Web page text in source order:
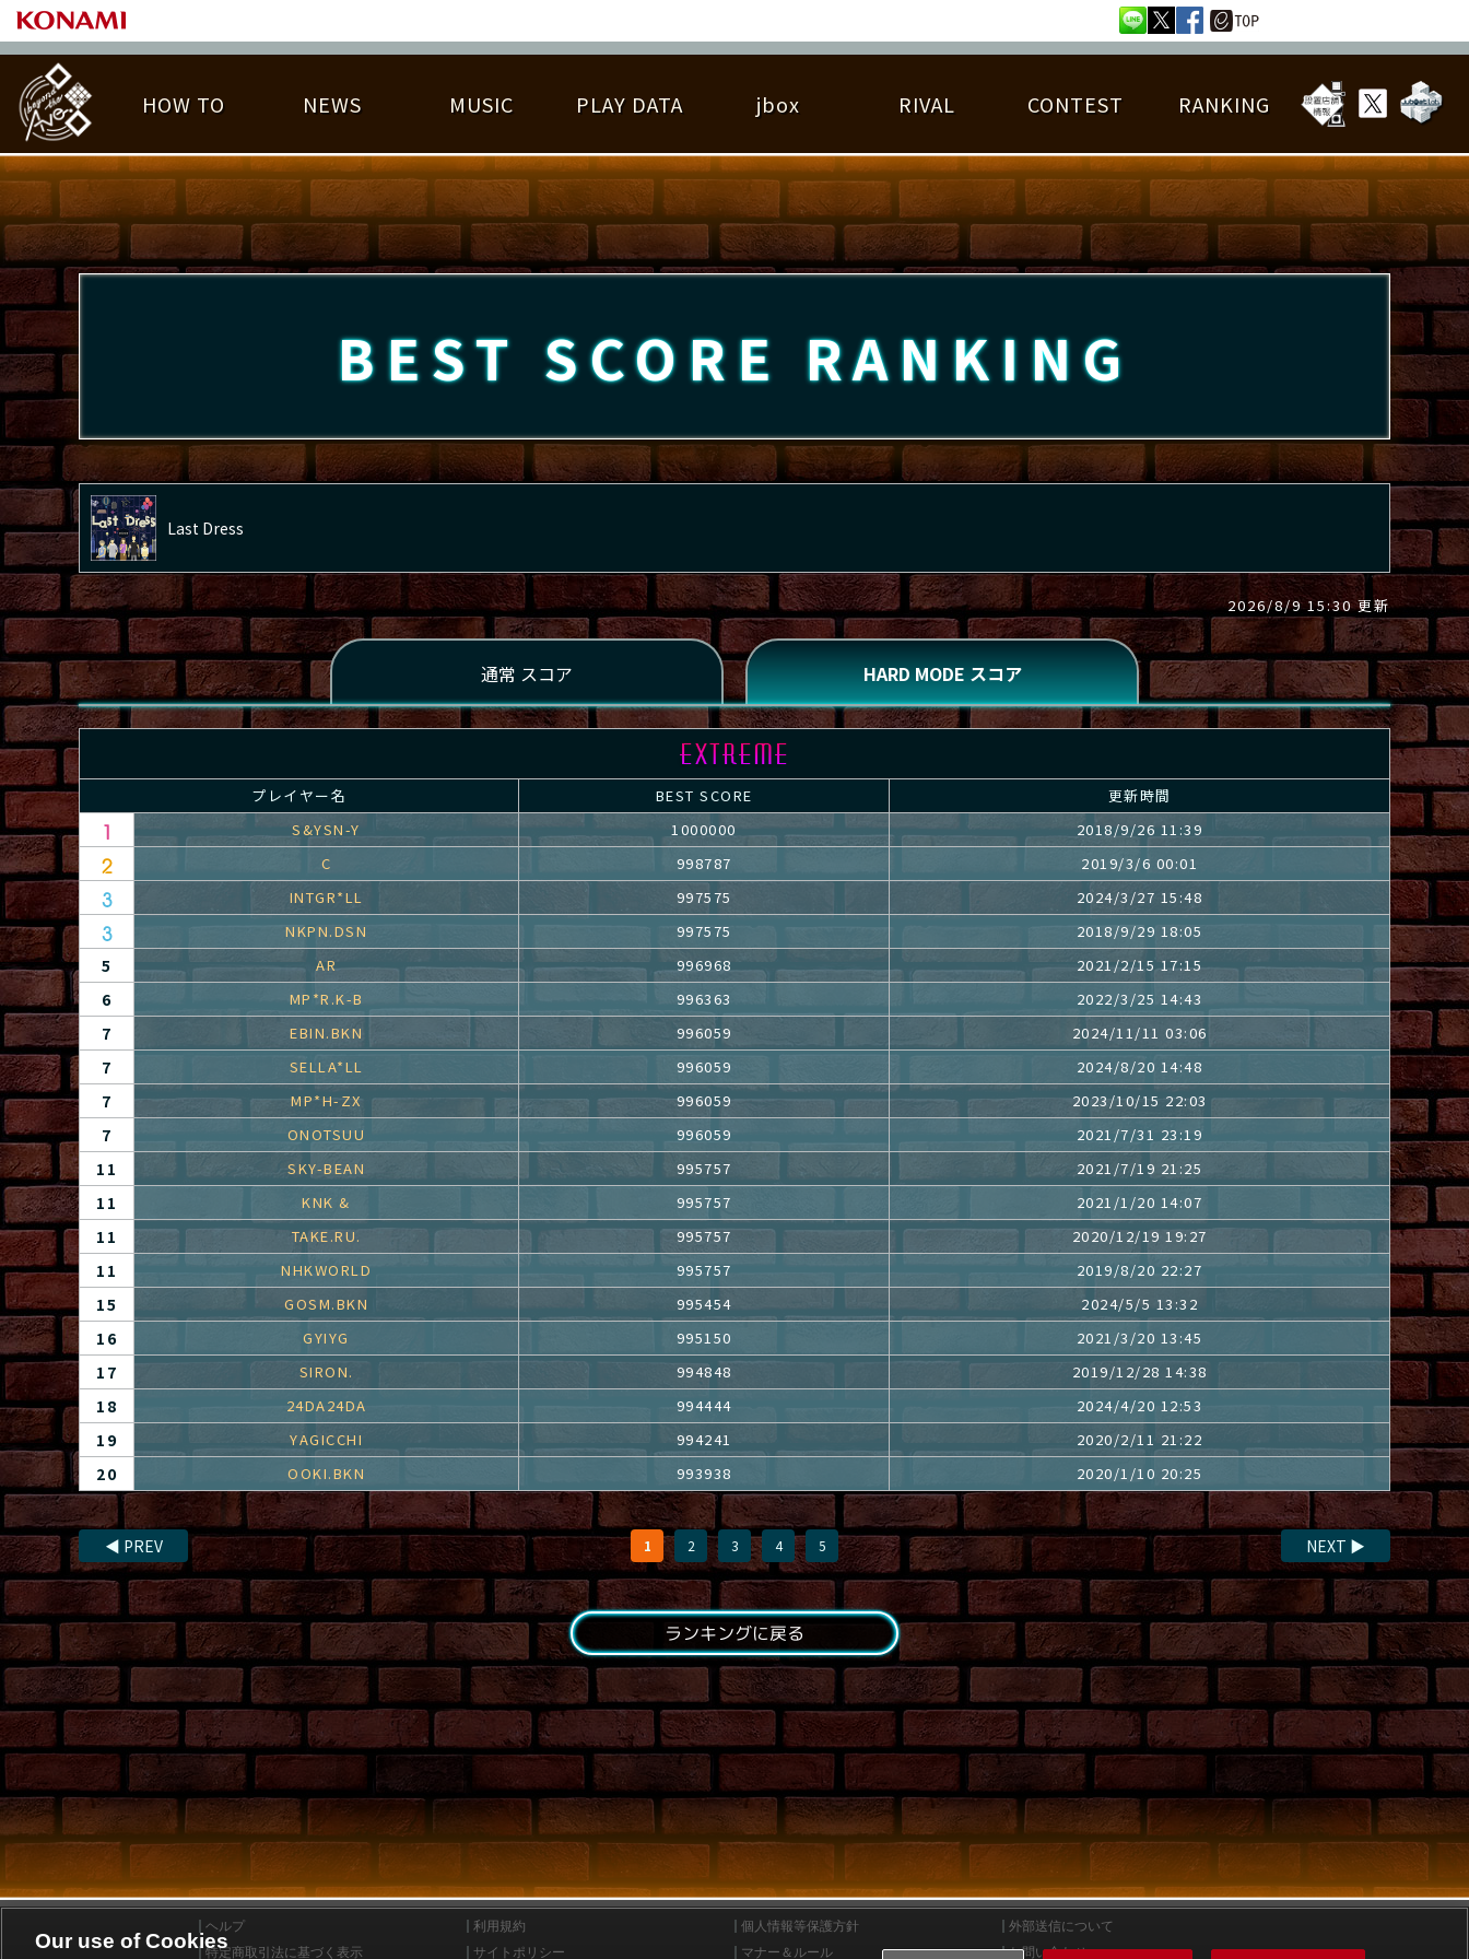
HOW TO
基本の遊び方 遊び方ガイド
NEWS MUSIC
遊べる楽曲 アーティスト紹介
PLAY DATA
PLAY DATA TOP EMBLEM ゆびベル 楽曲データ 詳細楽曲データ
称号 プレー履歴 プレーグラフ ねんごろチャレンジ EDIT譜面
jbox RIVAL
ライバル一覧 逆ライバル一覧 ライバル比較 プレーヤー検索 フレンドリスト
CONTEST
大会参加 大会開催 大会参加情報 大会とは？
RANKING
LICENSE HIT CHART ORIGINAL HIT CHART BEST SCORE RANKING TOTAL BEST SCORE RANKING
BEST SCORE RANKING
Last Dress
2026/8/9 15:30 更新
プレイヤー名 BEST SCORE
更新時間
S&YSN-Y
1000000
2018/9/26 11:39
C
998787
2019/3/6 00:01
INTGR*LL
997575
2024/3/27 15:48
NKPN.DSN
997575 2018/9/29 18:05
5 AR 996968 2021/2/15 17:15
6 MP*R.K-B 996363 2022/3/25 14:43
7 EBIN.BKN 996059 2024/11/11 03:06
7 SELLA*LL 996059 2024/8/20 14:48
7 MP*H-ZX 996059 2023/10/15 22:03
7 ONOTSUU 996059 2021/7/31 23:19
11 SKY-BEAN 995757 2021/7/19 21:25
11 KNK & 995757 2021/1/20 14:07
11 TAKE.RU. 995757 2020/12/19 19:27
11 NHKWORLD 995757 2019/8/20 22:27
15 GOSM.BKN 995454 2024/5/5 13:32
16 GYIYG 995150 2021/3/20 13:45
17 SIRON. 994848 2019/12/28 14:38
18 24DA24DA 994444 2024/4/20 12:53
19 YAGICCHI 994241 2020/2/11 21:22
20 OOKI.BKN 993938 2020/1/10 20:25
◀ PREV 1 2 3 4 5 NEXT ▶
ランキングに戻る
ヘルプ 利用規約 個人情報等保護方針
外部送信について
特定商取引法に基づく表示
サイトポリシー マナー＆ルール お問い合わせ
Our use of Cookies